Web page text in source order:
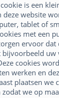
is een
deze website
tablet of
met een
ervoor dat
cookies
werken en
plaatsen we
we op